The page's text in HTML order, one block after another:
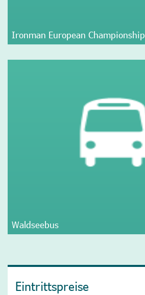
Ironman European Championship
Waldseebus
Eintrittspreise